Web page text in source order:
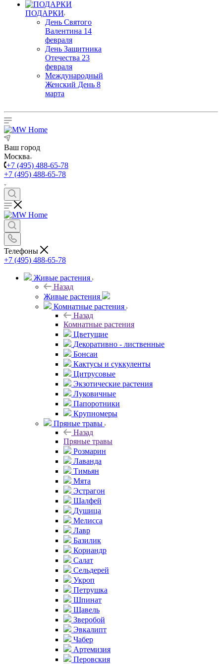
ПОДАРКИ
День Святого
Валентина 14
февраля
День Защитника
Отечества 23
февраля
Международный
Женский День 8
марта
Ваш город
Москва
+7 (495) 488-65-78
+7 (495) 488-65-78
Телефоны
+7 (495) 488-65-78
Живые растения
Назад
Живые растения
Комнатные растения
Назад
Комнатные растения
Цветущие
Декоративно - лиственные
Бонсаи
Кактусы и суккуленты
Цитрусовые
Экзотические растения
Луковичные
Папоротники
Крупномеры
Пряные травы
Назад
Пряные травы
Розмарин
Лаванда
Тимьян
Мята
Эстрагон
Шалфей
Душица
Мелисса
Лавр
Базилик
Кориандр
Салат
Сельдерей
Укроп
Петрушка
Шпинат
Щавель
Зверобой
Эвкалипт
Чабер
Артемизия
Перовския